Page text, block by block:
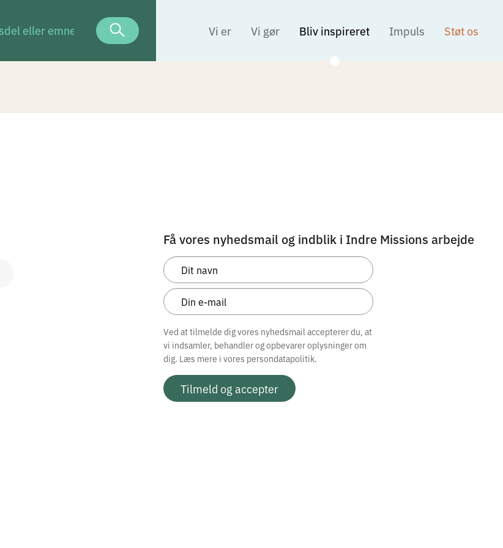
Vi er Vi gør Bliv inspireret Impuls Støt os
Få vores nyhedsmail og indblik i Indre Missions arbejde
Ved at tilmelde dig vores nyhedsmail accepterer du, at
vi indsamler, behandler og opbevarer oplysninger om
dig. Læs mere i vores persondatapolitik.
Tilmeld og accepter